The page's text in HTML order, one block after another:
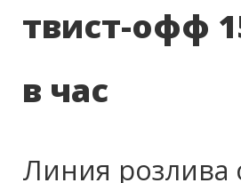
твист-офф
в час
Линия розлива